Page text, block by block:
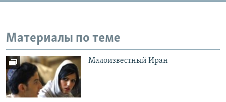
Материалы по теме
Малоизвестный Иран